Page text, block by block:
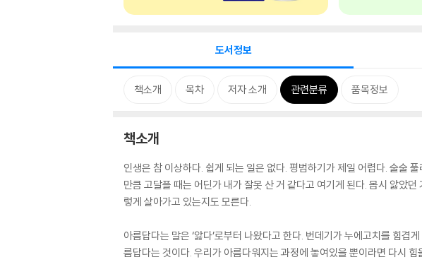
도서정보
책소개 목차 저자 소개 관련분류 품목정보
책소개
인생은 참 이상하다. 쉽게 되는 일은 없다. 평범하기가 제일 어렵다. 술술
만큼 고달플 때는 어딘가 내가 잘못 산 거 같다고 여기게 된다. 몹시 앓았
렇게 살아가고 있는지도 모른다.
아름답다는 말은 ‘앓다’로부터 나왔다고 한다. 번데기가 누에고치를 힘
름답다는 것이다. 우리가 아름다워지는 과정에 놓여있을 뿐이라면 다시 힘